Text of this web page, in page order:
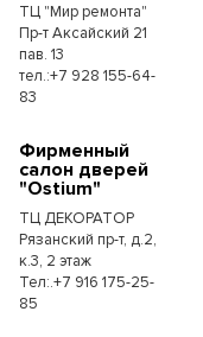
ТЦ "Мир ремонта"
Пр-т Аксайский 21
пав. 13
тел.:+7 928 155-64-
83
Фирменный
салон дверей
"Ostium"
ТЦ ДЕКОРАТОР
Рязанский пр-т, д.2,
к.3, 2 этаж
Тел:.+7 916 175-25-
85